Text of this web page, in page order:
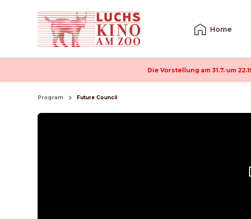
Home
Die Vorstellung am 31.7. um
Program Future Council